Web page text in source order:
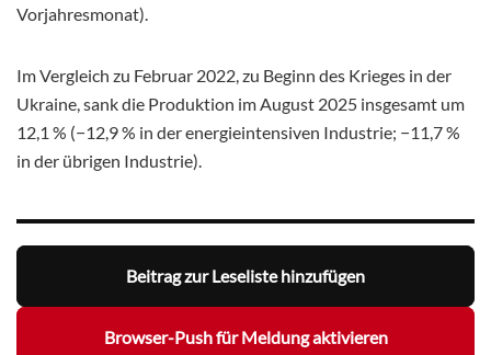
Vorjahresmonat).
Im Vergleich zu Februar 2022, zu Beginn des Krieges in der
Ukraine, sank die Produktion im August 2025 insgesamt um
12,1 % (−12,9 % in der energieintensiven Industrie; −11,7 %
in der übrigen Industrie).
Beitrag zur Leseliste hinzufügen
Browser-Push für Meldung aktivieren